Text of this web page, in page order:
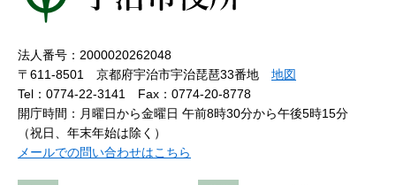
法人番号：2000020262048
〒611-8501 京都府宇治市宇治琵琶33番地 地図
Tel：0774-22-3141
Fax：0774-20-8778
開庁時間：月曜日から金曜日 午前8時30分から午後5時15分
（祝日、年末年始は除く）
メールでの問い合わせはこちら